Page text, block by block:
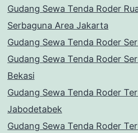
Gudang Sewa Tenda Roder
Serbaguna Area Jakarta
Gudang Sewa Tenda Roder
Gudang Sewa Tenda Roder
Bekasi
Gudang Sewa Tenda Roder
Jabodetabek
Gudang Sewa Tenda Roder